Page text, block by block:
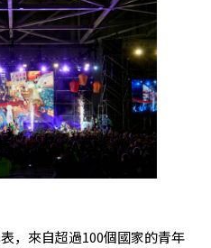
，來自超過100個國家的青年